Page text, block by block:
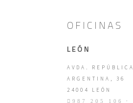
OFICINAS
LEÓN
AVDA. REPÚBLICA
ARGENTINA, 36
24004 LEÓN
987 205 106 ·